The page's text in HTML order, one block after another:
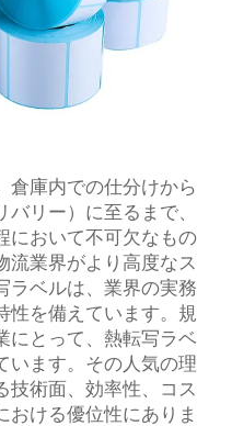
倉庫内での仕分けから
リー）に至るまで、
において不可欠なもの
流業界がより高度なス
ラベルは、業界の実務
性を備えています。規
にとって、熱転写ラベ
います。その人気の理
技術面、効率性、コス
おける優位性にありま